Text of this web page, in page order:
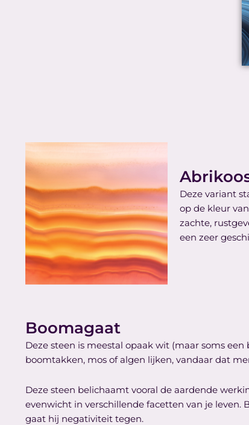
Deze variant
op de kleur
zachte,
een zeer
Boomagaat
Deze steen is meestal opaak wit (maar soms
boomtakken, mos of algen lijken, vandaar dat
Deze steen belichaamt vooral de aardende
evenwicht in verschillende facetten van je leven.
gaat hij negativiteit tegen.